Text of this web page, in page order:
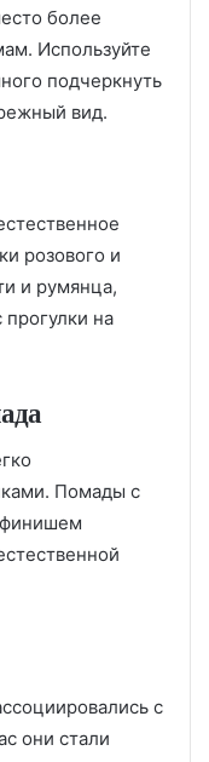
более
Используйте
подчеркнуть
вид.
розового и
и румянца,
прогулки на
Помады с
с
они стали